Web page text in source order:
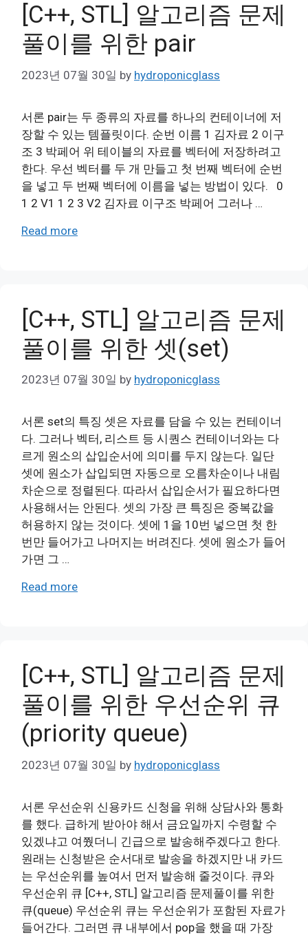
[C++, STL] 알고리즘 문제
풀이를 위한 pair
2023년 07월 30일 by hydroponicglass
서론 pair는 두 종류의 자료를 하나의 컨테이너에 저
장할 수 있는 템플릿이다. 순번 이름 1 김자료 2 이구
조 3 박페어 위 테이블의 자료를 벡터에 저장하려고
한다. 우선 벡터를 두 개 만들고 첫 번째 벡터에 순번
을 넣고 두 번째 벡터에 이름을 넣는 방법이 있다. 0
1 2 V1 1 2 3 V2 김자료 이구조 박페어 그러나 …
Read more
[C++, STL] 알고리즘 문제
풀이를 위한 셋(set)
2023년 07월 30일 by hydroponicglass
서론 set의 특징 셋은 자료를 담을 수 있는 컨테이너
다. 그러나 벡터, 리스트 등 시퀀스 컨테이너와는 다
르게 원소의 삽입순서에 의미를 두지 않는다. 일단
셋에 원소가 삽입되면 자동으로 오름차순이나 내림
차순으로 정렬된다. 따라서 삽입순서가 필요하다면
사용해서는 안된다. 셋의 가장 큰 특징은 중복값을
허용하지 않는 것이다. 셋에 1을 10번 넣으면 첫 한
번만 들어가고 나머지는 버려진다. 셋에 원소가 들어
가면 그 …
Read more
[C++, STL] 알고리즘 문제
풀이를 위한 우선순위 큐
(priority queue)
2023년 07월 30일 by hydroponicglass
서론 우선순위 신용카드 신청을 위해 상담사와 통화
를 했다. 급하게 받아야 해서 금요일까지 수령할 수
있겠냐고 여쭸더니 긴급으로 발송해주겠다고 한다.
원래는 신청받은 순서대로 발송을 하겠지만 내 카드
는 우선순위를 높여서 먼저 발송해 줄것이다. 큐와
우선순위 큐 [C++, STL] 알고리즘 문제풀이를 위한
큐(queue) 우선순위 큐는 우선순위가 포함된 자료가
들어간다. 그러면 큐 내부에서 pop을 했을 때 가장